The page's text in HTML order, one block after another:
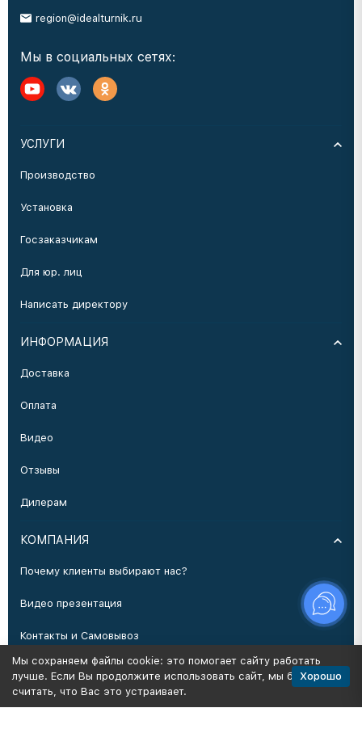
region@idealturnik.ru
Мы в социальных сетях:
УСЛУГИ
Производство
Установка
Госзаказчикам
Для юр. лиц
Написать директору
ИНФОРМАЦИЯ
Доставка
Оплата
Видео
Отзывы
Дилерам
КОМПАНИЯ
Почему клиенты выбирают нас?
Видео презентация
Контакты и Самовывоз
Производство
Мы сохраняем файлы cookie: это помогает сайту работать
лучше. Если Вы продолжите использовать сайт, мы будем
считать, что Вас это устраивает.
Хорошо